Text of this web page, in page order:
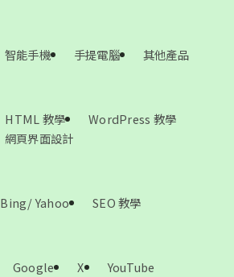
智能手機 手提電腦 其他產品
HTML 教學
WordPress 教學
網頁界面設計
Bing/ Yahoo SEO 教學
Google X
YouTube